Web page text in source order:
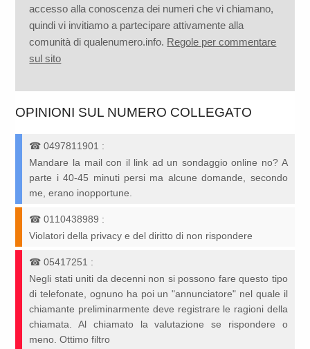
accesso alla conoscenza dei numeri che vi chiamano,
quindi vi invitiamo a partecipare attivamente alla
comunità di qualenumero.info. Regole per commentare
sul sito
OPINIONI SUL NUMERO COLLEGATO
☎0497811901 :
Mandare la mail con il link ad un sondaggio online no? A
parte i 40-45 minuti persi ma alcune domande, secondo
me, erano inopportune.
☎0110438989 :
Violatori della privacy e del diritto di non rispondere
☎05417251 :
Negli stati uniti da decenni non si possono fare questo tipo
di telefonate, ognuno ha poi un "annunciatore" nel quale il
chiamante preliminarmente deve registrare le ragioni della
chiamata. Al chiamato la valutazione se rispondere o
meno. Ottimo filtro